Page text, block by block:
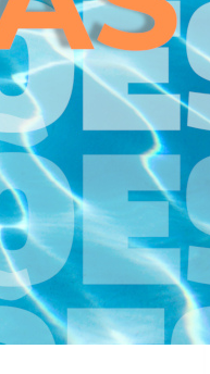
PRÁTICO DE
E REGULAÇÃO
REPROGRAME O
(RETIRO PRESENCIAL)
Inscrições Abertas